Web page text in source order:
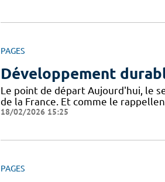
PAGES
Développement
Le point de départ Aujourd'hui, le
de la France. Et comme le
18/02/2026 15:25
PAGES